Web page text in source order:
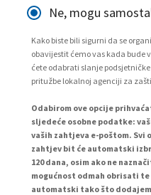
Ne, mogu
Kako biste bili sigurni da se
obavijestit ćemo vas kada bude
ćete odabrati slanje
pritužbe lokalnoj agenciji za
Odabirom ove opcije
sljedeće osobne podatke:
vaših zahtjeva e-poštom. Svi
zahtjev bit će automatski
120 dana, osim ako ne
mogućnost odmah obrisati
automatski tako što